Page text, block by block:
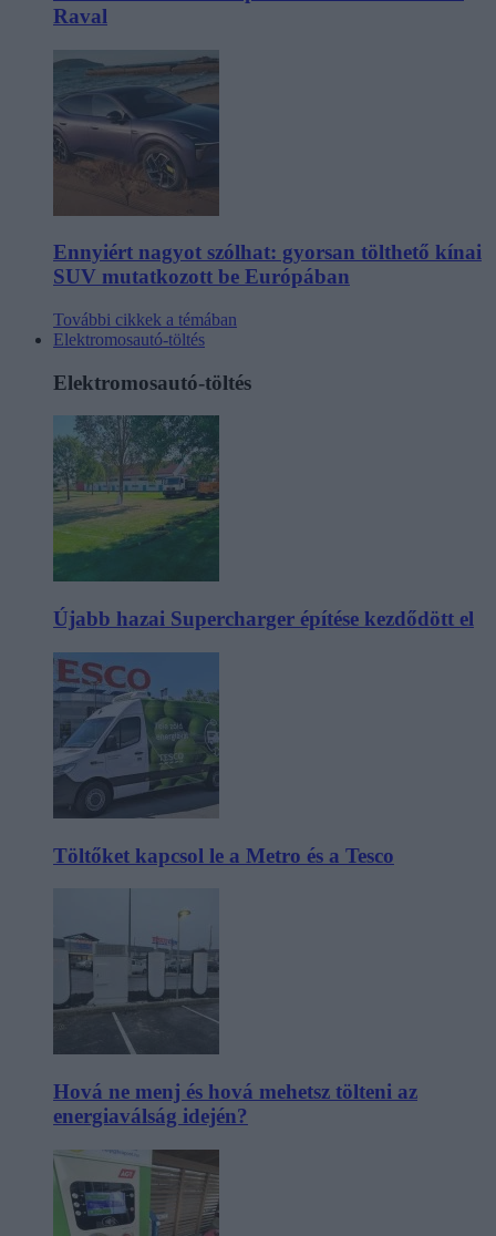
Raval
Ennyiért nagyot szólhat: gyorsan tölthető kínai
SUV mutatkozott be Európában
További cikkek a témában
Elektromosautó-töltés
Elektromosautó-töltés
Újabb hazai Supercharger építése kezdődött el
Töltőket kapcsol le a Metro és a Tesco
Hová ne menj és hová mehetsz tölteni az
energiaválság idején?